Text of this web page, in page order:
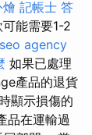
記帳士 答
能需要1-2
seo agency
如果已處理
產品的退貨
顯示損傷的
品在運輸過